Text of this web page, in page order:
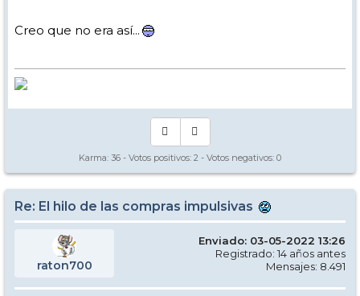
Creo que no era así...
Karma: 36 - Votos positivos: 2 - Votos negativos: 0
Re: El hilo de las compras impulsivas
raton700
Enviado: 03-05-2022 13:26
Registrado: 14 años antes
Mensajes: 8.491